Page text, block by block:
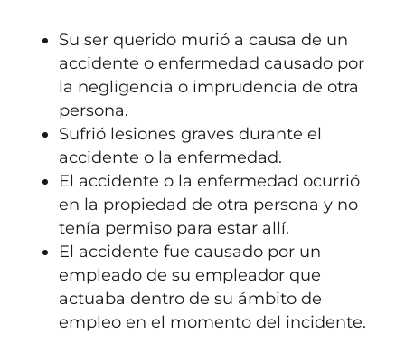
Su ser querido murió a causa de un
accidente o enfermedad causado por
la negligencia o imprudencia de otra
persona.
Sufrió lesiones graves durante el
accidente o la enfermedad.
El accidente o la enfermedad ocurrió
en la propiedad de otra persona y no
tenía permiso para estar allí.
El accidente fue causado por un
empleado de su empleador que
actuaba dentro de su ámbito de
empleo en el momento del incidente.